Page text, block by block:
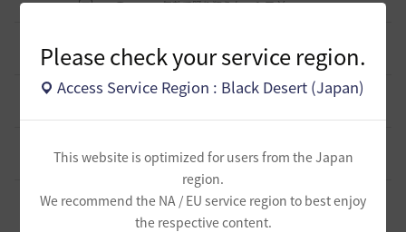
Please check your service region.
Access Service Region : Black Desert (Japan)
This website is optimized for users from the Japan
region.
We recommend the NA / EU service region to best enjoy
the respective content.
0 279 無敵で踊り狂う女 1 日前
0
0 307 tanupon 1 日前
そんなこと知ってらぁ…なこと？
0
0 403 威璃亜-日本 3 日前
0
取引所の購入の仕方について
430 歩くマシュマロ-日本 3 日前